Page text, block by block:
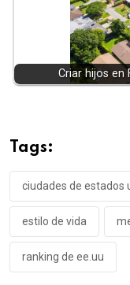
Criar hijos en
Tags:
ciudades de estados
estilo de vida
ranking de ee.uu